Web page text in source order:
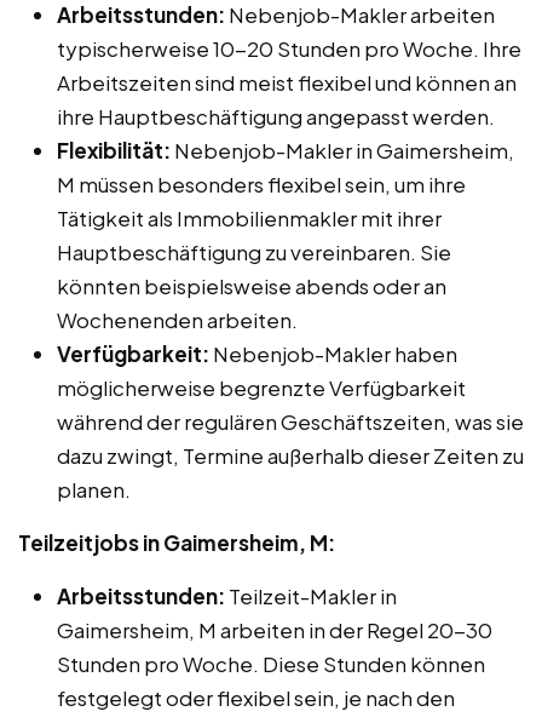
Arbeitsstunden: Nebenjob-Makler arbeiten
typischerweise 10-20 Stunden pro Woche. Ihre
Arbeitszeiten sind meist flexibel und können an
ihre Hauptbeschäftigung angepasst werden.
Flexibilität: Nebenjob-Makler in Gaimersheim,
M müssen besonders flexibel sein, um ihre
Tätigkeit als Immobilienmakler mit ihrer
Hauptbeschäftigung zu vereinbaren. Sie
könnten beispielsweise abends oder an
Wochenenden arbeiten.
Verfügbarkeit: Nebenjob-Makler haben
möglicherweise begrenzte Verfügbarkeit
während der regulären Geschäftszeiten, was sie
dazu zwingt, Termine außerhalb dieser Zeiten zu
planen.
Teilzeitjobs in Gaimersheim, M:
Arbeitsstunden: Teilzeit-Makler in
Gaimersheim, M arbeiten in der Regel 20-30
Stunden pro Woche. Diese Stunden können
festgelegt oder flexibel sein, je nach den